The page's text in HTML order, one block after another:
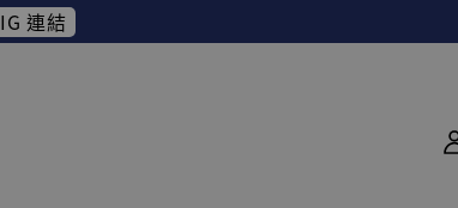
IG 連結